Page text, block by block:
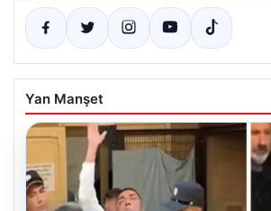
Yan Manşet